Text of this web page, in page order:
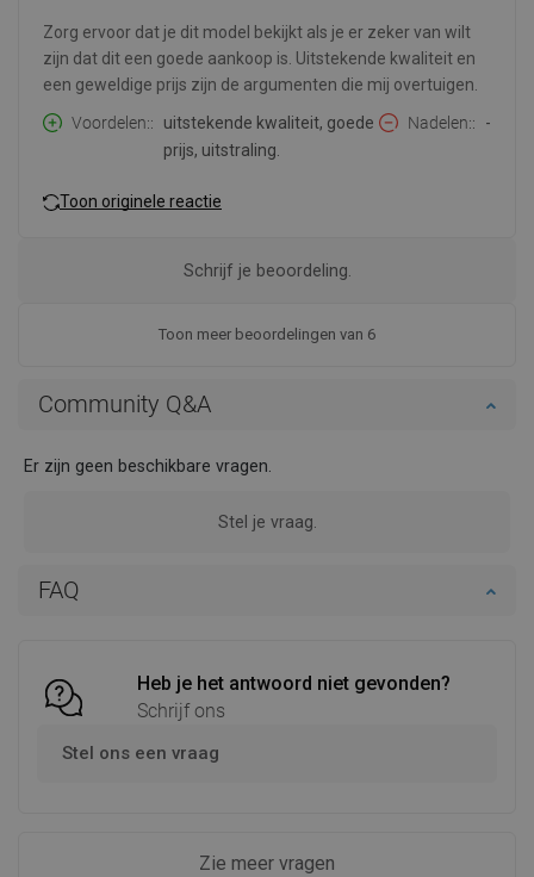
FAQ
Heb je het antwoord niet gevonden?
Schrijf ons
Stel ons een vraag
Zie meer vragen
Zorg ervoor dat je dit model bekijkt als je er zeker van wilt
zijn dat dit een goede aankoop is. Uitstekende kwaliteit en
een geweldige prijs zijn de argumenten die mij overtuigen.
Voordelen:
uitstekende kwaliteit, goede
prijs, uitstraling.
Nadelen: -
Toon originele reactie
Toon meer beoordelingen van 6
Schrijf je beoordeling.
Community Q&A
Er zijn geen beschikbare vragen.
Stel je vraag.